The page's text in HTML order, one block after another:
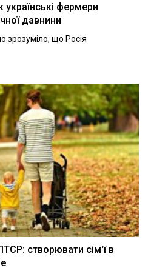
фермери
давнини
зрозуміло, що Росія
створювати сім'ї в